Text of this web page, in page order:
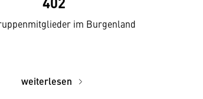
im Burgenland
weiterlesen